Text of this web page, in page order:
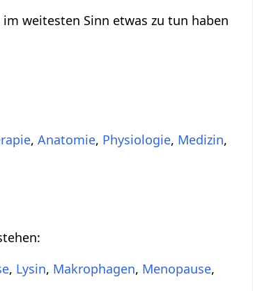
im weitesten Sinn etwas zu tun haben
,Anatomie, Physiologie, Medizin,
, Lysin, Makrophagen, Menopause,